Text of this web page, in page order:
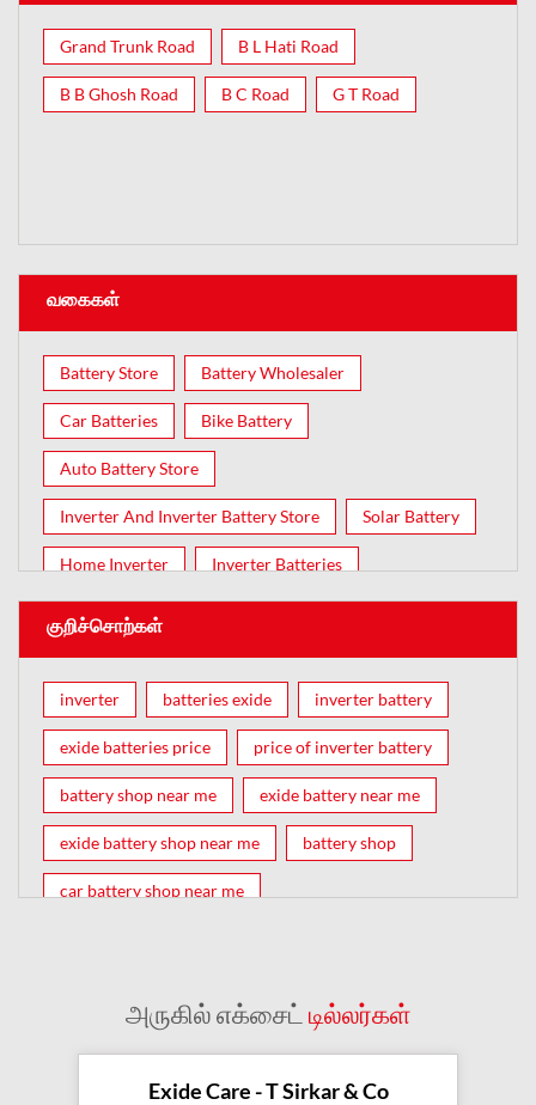
Grand Trunk Road B L Hati Road
B B Ghosh Road B C Road G T Road
வகைகள்
Battery Store Battery Wholesaler
Car Batteries Bike Battery
Auto Battery Store
Inverter And Inverter Battery Store Solar Battery
Home Inverter Inverter Batteries
குறிச்சொற்கள்
inverter batteries exide inverter battery
exide batteries price price of inverter battery
battery shop near me exide battery near me
exide battery shop near me battery shop
car battery shop near me
inverter battery shop near me
exide dealer near me exide showroom near me
அருகில் எக்சைட் டில்லர்கள்
Exide Care - T Sirkar & Co